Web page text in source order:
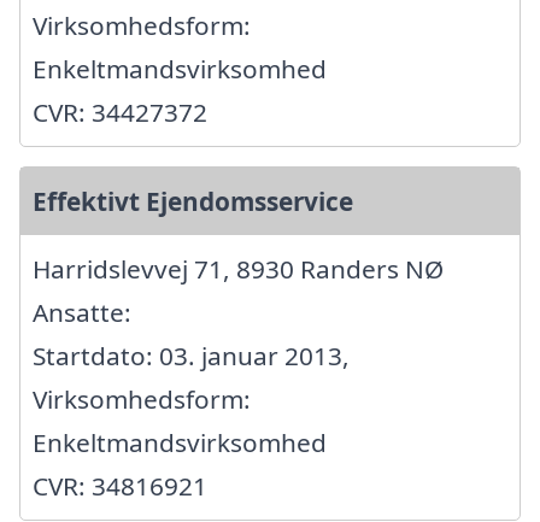
Virksomhedsform:
Enkeltmandsvirksomhed
CVR: 34427372
Effektivt Ejendomsservice
Harridslevvej 71, 8930 Randers NØ
Ansatte:
Startdato: 03. januar 2013,
Virksomhedsform:
Enkeltmandsvirksomhed
CVR: 34816921